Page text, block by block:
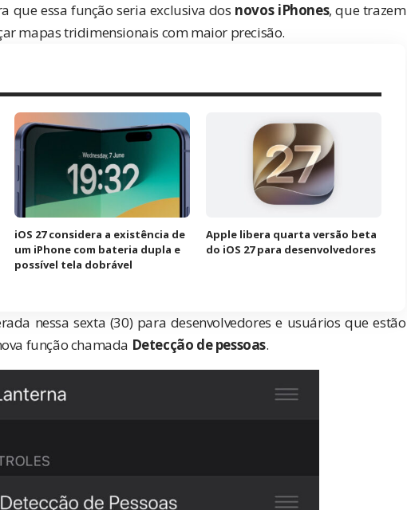
que essa função seria exclusiva dos novos iPhones, que trazem
mapas tridimensionais com maior precisão.
iOS 27 considera a existência de
um iPhone com bateria dupla e
possível tela dobrável
Apple libera quarta versão beta
do iOS 27 para desenvolvedores
nessa sexta (30) para desenvolvedores e usuários que estão
função chamada Detecção de pessoas.